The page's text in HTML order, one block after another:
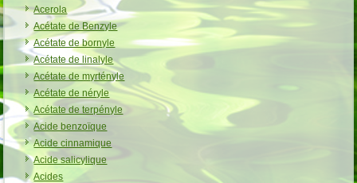
Acerola
Acétate de Benzyle
Acétate de bornyle
Acétate de linalyle
Acétate de myrtényle
Acétate de néryle
Acétate de terpényle
Acide benzoïque
Acide cinnamique
Acide salicylique
Acides